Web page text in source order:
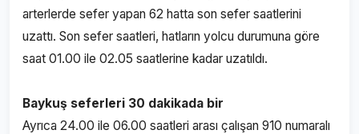
arterlerde sefer yapan 62 hatta son sefer saatlerini
uzattı. Son sefer saatleri, hatların yolcu durumuna göre
saat 01.00 ile 02.05 saatlerine kadar uzatıldı.
Baykuş seferleri 30 dakikada bir
Ayrıca 24.00 ile 06.00 saatleri arası çalışan 910 numaralı